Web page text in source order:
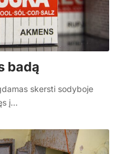
badą
skersti sodyboje
į…